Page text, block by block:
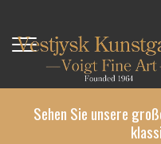
Inhalt
Sehen Sie unsere